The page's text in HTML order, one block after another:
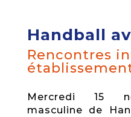
Handball
Rencontres
Mercredi 15
masculine de